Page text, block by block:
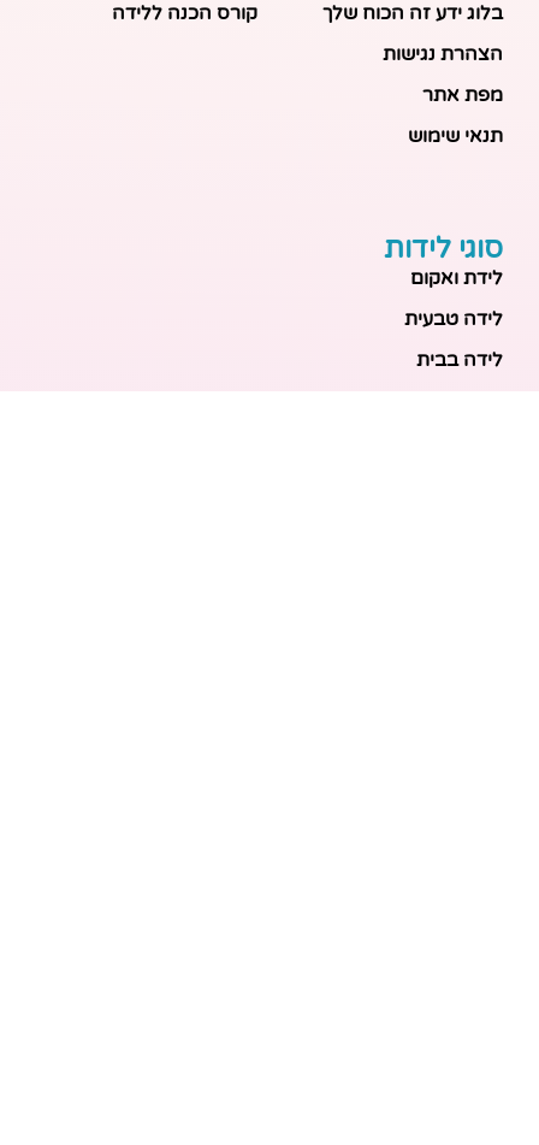
בלוג ידע זה הכוח שלך
הצהרת נגישות
מפת אתר
תנאי שימוש
קורס הכנה ללידה
סוגי לידות
לידת ואקום
לידה טבעית
לידה בבית